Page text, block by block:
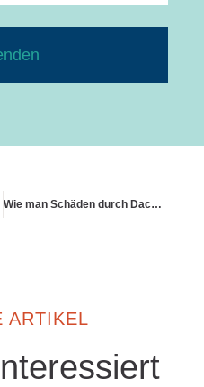
Wie man Schäden durch Dachlawinen Dritter geltend macht
ARTIKEL